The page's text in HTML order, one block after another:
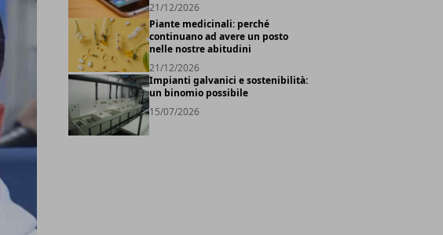
21/12/2026
Piante medicinali: perché
continuano ad avere un posto
nelle nostre abitudini
21/12/2026
Impianti galvanici e sostenibilità:
un binomio possibile
15/07/2026